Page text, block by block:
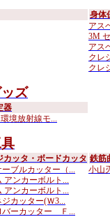
身体
アス
3M
アス
クレ
クレ
ズ
器
境放射線モ...
カッタ・ボードカッタ
ブルカッター（...
アンカーボルト...
アンカーボルト...
カッター(Ｗ3...
ーカッター Ｆ...
鉄筋
小山